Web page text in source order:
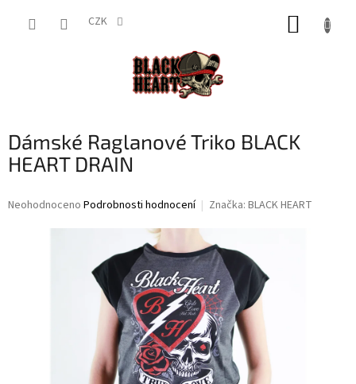
CZK
Dámské Raglanové Triko BLACK
HEART DRAIN
Průměrné
Neohodnoceno Podrobnosti hodnocení Značka: BLACK HEART